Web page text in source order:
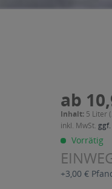
ab
Inhalt: 5 Liter
inkl. MwSt.
Vorrätig
+3,00 €